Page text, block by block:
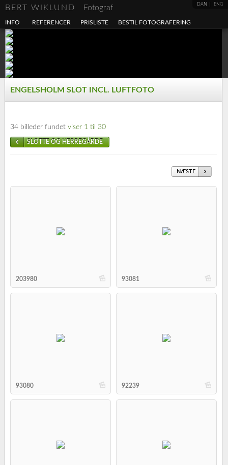
DAN ENG
BERT WIKLUND Fotograf
INFO REFERENCER PRISLISTE BESTIL FOTOGRAFERING
ENGELSHOLM SLOT INCL. LUFTFOTO
34 billeder fundet viser 1 til 30
SLOTTE OG HERREGÅRDE
NÆSTE
b
203980 b
93081
b
93080 b
92239